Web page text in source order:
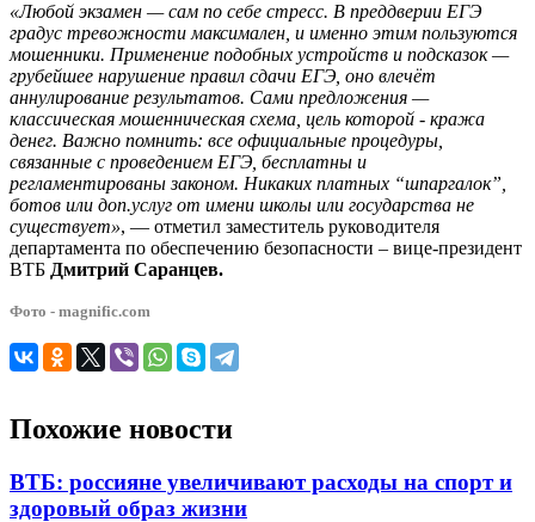
«Любой экзамен — сам по себе стресс. В преддверии ЕГЭ
градус тревожности максимален, и именно этим пользуются
мошенники. Применение подобных устройств и подсказок —
грубейшее нарушение правил сдачи ЕГЭ, оно влечёт
аннулирование результатов. Сами предложения —
классическая мошенническая схема, цель которой - кража
денег. Важно помнить: все официальные процедуры,
связанные с проведением ЕГЭ, бесплатны и
регламентированы законом. Никаких платных “шпаргалок”,
ботов или доп.услуг от имени школы или государства не
существует», — отметил заместитель руководителя
департамента по обеспечению безопасности – вице-президент
ВТБ Дмитрий Саранцев.
Фото - magnific.com
Похожие новости
ВТБ: россияне увеличивают расходы на спорт и
здоровый образ жизни